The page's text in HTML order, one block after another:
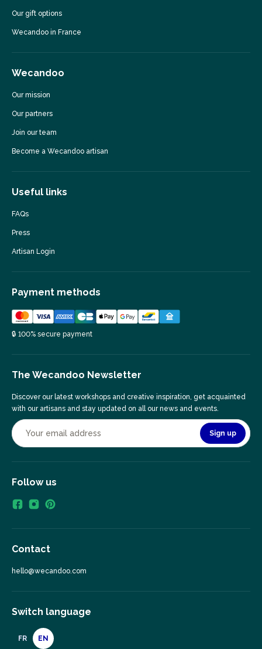
Our gift options
Wecandoo in France
Wecandoo
Our mission
Our partners
Join our team
Become a Wecandoo artisan
Useful links
FAQs
Press
Artisan Login
Payment methods
🔒 100% secure payment
The Wecandoo Newsletter
Discover our latest workshops and creative inspiration, get acquainted
with our artisans and stay updated on all our news and events.
Sign up
Follow us
Contact
hello@wecandoo.com
Switch language
FR EN